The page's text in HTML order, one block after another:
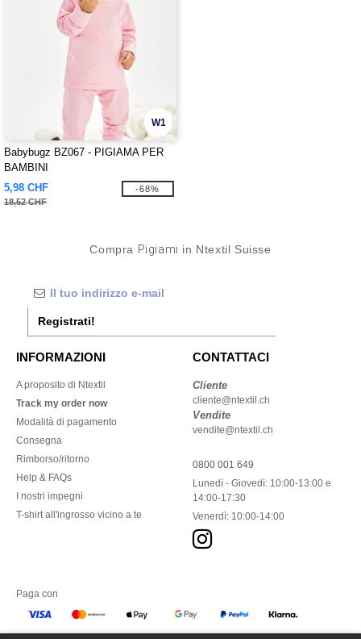
W1
Babybugz BZ067 - PIGIAMA PER
BAMBINI
5,98 CHF
18,52 CHF
-68%
Compra Pigiami in Ntextil Suisse
Registrati!
INFORMAZIONI
A proposito di Ntextil
Track my order now
Modalità di pagamento
Consegna
Rimborso/ritorno
Help & FAQs
I nostri impegni
T-shirt all'ingrosso vicino a te
CONTATTACI
Cliente
cliente@ntextil.ch
Vendite
vendite@ntextil.ch
0800 001 649
Lunedì - Giovedì: 10:00-13:00 e
14:00-17:30
Venerdì: 10:00-14:00
Paga con